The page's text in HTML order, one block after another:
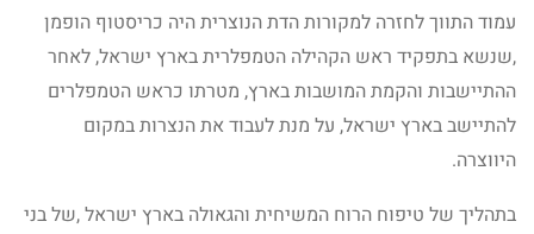
עמוד התווך לחזרה למקורות הדת הנוצרית היה כריסטוף הופמן
,שנשא בתפקיד ראש הקהילה הטמפלרית בארץ ישראל, לאחר
ההתיישבות והקמת המושבות בארץ, מטרתו כראש הטמפלרים
להתיישב בארץ ישראל, על מנת לעבוד את הנצרות במקום
היווצרה.
בתהליך של טיפוח הרוח המשיחית והגאולה בארץ ישראל ,של בני